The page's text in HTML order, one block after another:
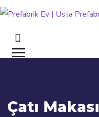
Çatı Makası